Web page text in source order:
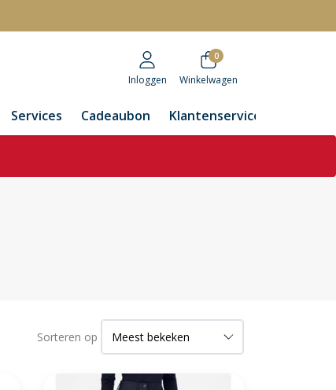
Inloggen
0
Winkelwagen
Services Cadeaubon Klantenservice
Sorteren op